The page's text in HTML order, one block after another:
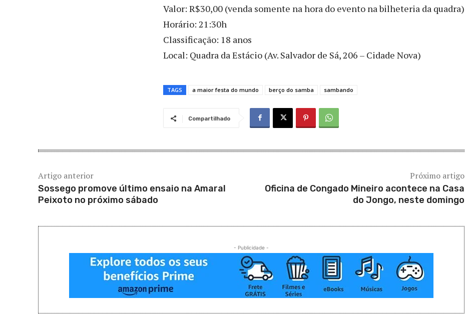
Valor: R$30,00 (venda somente na hora do evento na bilheteria da quadra)
Horário: 21:30h
Classificação: 18 anos
Local: Quadra da Estácio (Av. Salvador de Sá, 206 – Cidade Nova)
TAGS a maior festa do mundo berço do samba sambando
Compartilhado
Artigo anterior
Sossego promove último ensaio na Amaral
Peixoto no próximo sábado
Próximo artigo
Oficina de Congado Mineiro acontece na Casa
do Jongo, neste domingo
- Publicidade -